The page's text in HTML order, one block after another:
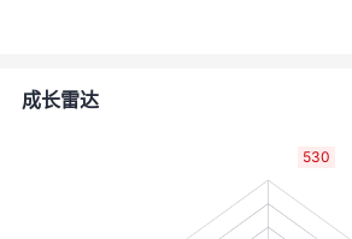
者
成长雷达
530